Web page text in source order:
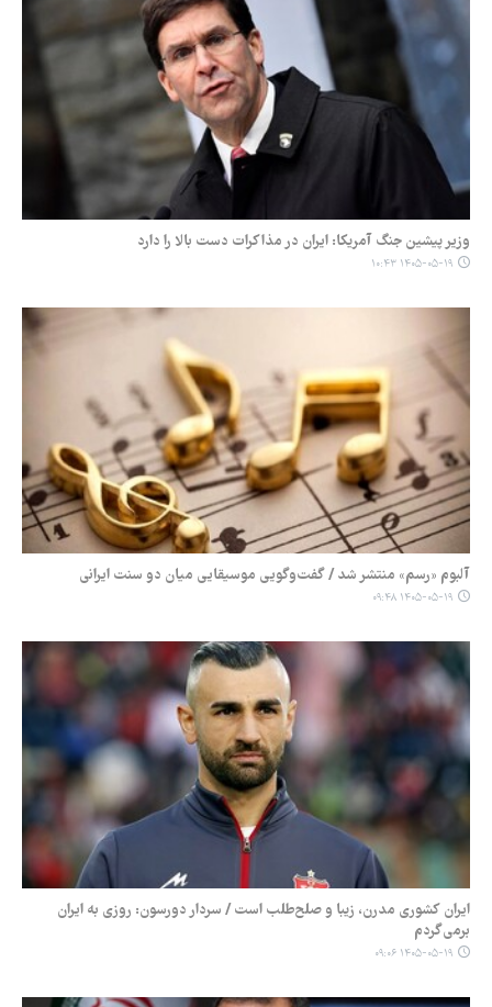
وزیر پیشین جنگ آمریکا: ایران در مذاکرات دست بالا را دارد
۱۴۰۵-۰۵-۱۹ ۱۰:۴۳
آلبوم «رسم» منتشر شد / گفت‌وگویی موسیقایی میان دو سنت ایرانی
۱۴۰۵-۰۵-۱۹ ۰۹:۴۸
ایران کشوری مدرن، زیبا و صلح‌طلب است / سردار دورسون: روزی به ایران
برمی‌گردم
۱۴۰۵-۰۵-۱۹ ۰۹:۰۶